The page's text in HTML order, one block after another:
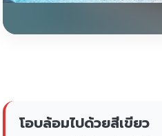
โอบล้อมไปด้วยสีเขียว